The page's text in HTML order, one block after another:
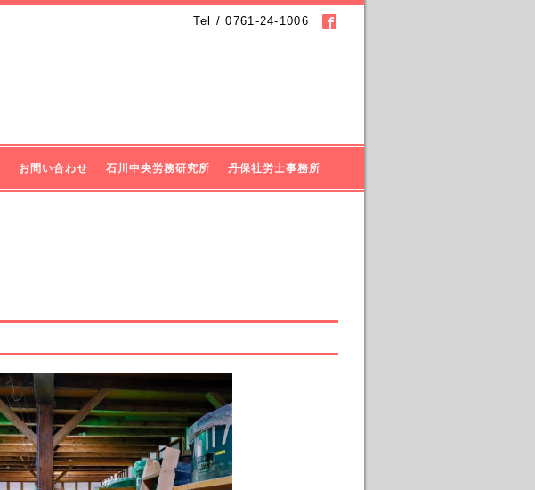
Tel / 0761-24-1006
お問い合わせ 石川中央労務研究所 丹保社労士事務所